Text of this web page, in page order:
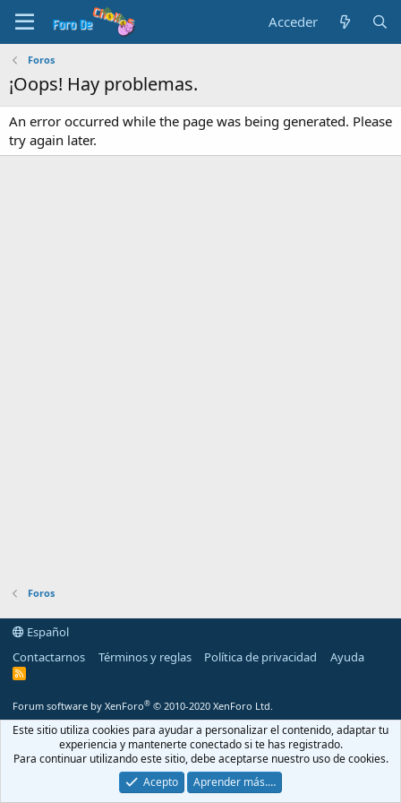
Acceder
Foros
¡Oops! Hay problemas.
An error occurred while the page was being generated. Please
try again later.
Foros
Español
Contactarnos
Términos y reglas Política de privacidad Ayuda
R
Forum software by XenForo® © 2010-2020 XenForo Ltd.
Este sitio utiliza cookies para ayudar a personalizar el contenido, adaptar tu
experiencia y mantenerte conectado si te has registrado.
Para continuar utilizando este sitio, debe aceptarse nuestro uso de cookies.
Acepto
Aprender más.…